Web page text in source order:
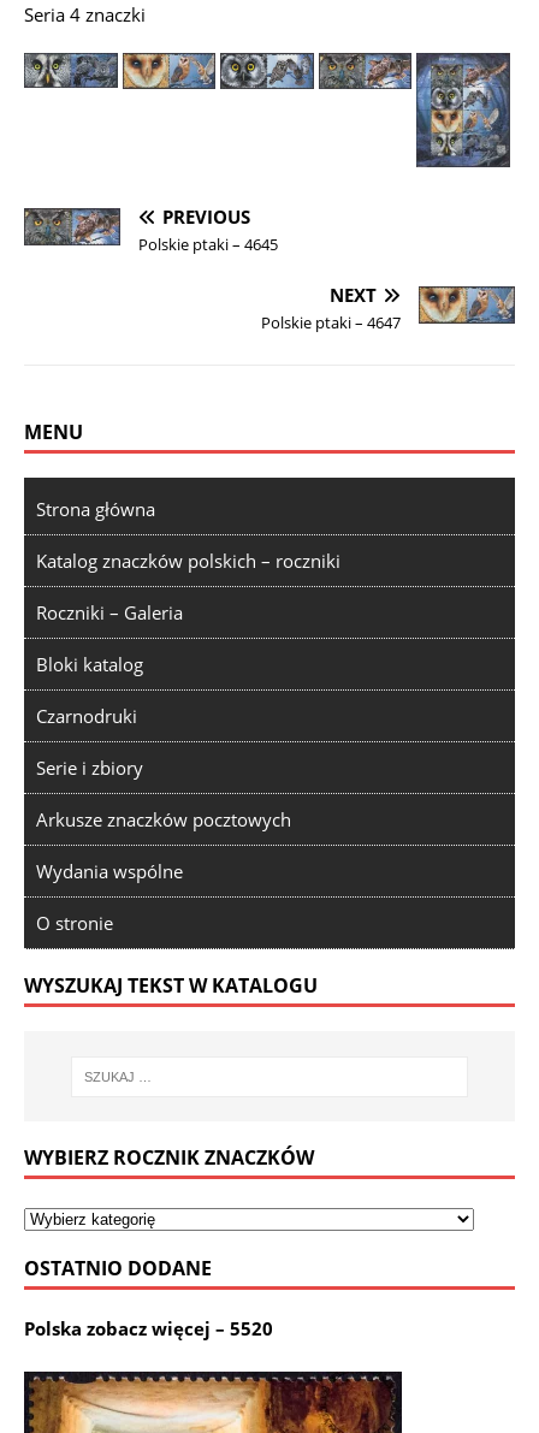
Seria 4 znaczki
PREVIOUS
Polskie ptaki – 4645
NEXT
Polskie ptaki – 4647
MENU
Strona główna
Katalog znaczków polskich – roczniki
Roczniki – Galeria
Bloki katalog
Czarnodruki
Serie i zbiory
Arkusze znaczków pocztowych
Wydania wspólne
O stronie
WYSZUKAJ TEKST W KATALOGU
WYBIERZ ROCZNIK ZNACZKÓW
OSTATNIO DODANE
Polska zobacz więcej – 5520